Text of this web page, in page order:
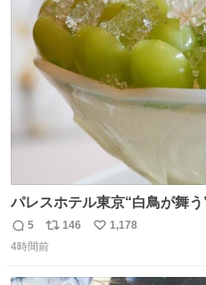
ト
数
数
パレスホテル東京“白鳥が舞
パフェ」キラキラ輝く水面ジ
press.net/news/149567
返
信
5
リ
ポ
146
い
1,178
4時間前